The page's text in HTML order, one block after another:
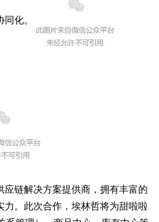
化。
应链解决方案提供商，拥有丰富的
力。此次合作，埃林哲将为甜啦啦